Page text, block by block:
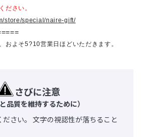
ださい。
store/special/naire-gift/
およそ5?10営業日ほどいただきます。
さびに注意
品質を維持するために）
さい。 文字の視認性が落ちること